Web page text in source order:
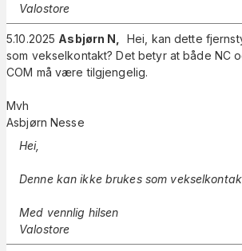
Valostore
5.10.2025 Asbjørn N
Hei, kan dette
som vekselkontakt? Det betyr at både NC
COM må være tilgjengelig.
Mvh
Asbjørn Nesse
Hei,
Denne kan ikke brukes som
Med vennlig hilsen
Valostore